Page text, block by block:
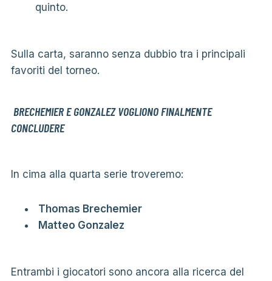
quinto.
Sulla carta, saranno senza dubbio tra i principali
favoriti del torneo.
BRECHEMIER E GONZALEZ VOGLIONO FINALMENTE
CONCLUDERE
In cima alla quarta serie troveremo:
Thomas Brechemier
Matteo Gonzalez
Entrambi i giocatori sono ancora alla ricerca del